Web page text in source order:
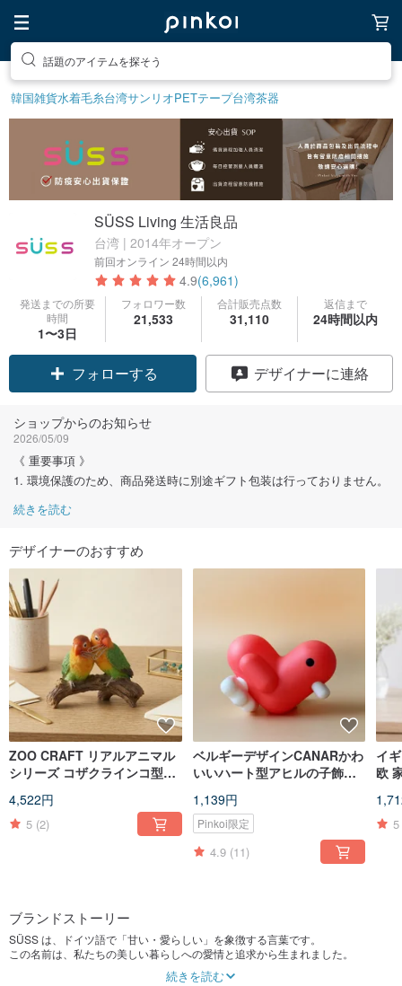
話題のアイテムを探そう
韓国雑貨水着毛糸台湾サンリオPETテープ台湾茶器
SÜSS Living 生活良品
台湾 | 2014年オープン
前回オンライン 24時間以内
4.9(6,961)
発送までの所要
時間
1〜3日
フォロワー数
21,533
合計販売点数
31,110
返信まで
24時間以内
クーポン取得
フォローする
デザイナーに連絡
ショップからのお知らせ
2026/05/09
《 重要事項 》
1. 環境保護のため、商品発送時に別途ギフト包装は行っておりません。
続きを読む
デザイナーのおすすめ
ZOO CRAFT リアルアニマル
シリーズ コザクラインコ型ク
文具収納
4,522円
5 (2)
ベルギーデザインCANARかわ
いいハート型アヒルの子飾り
1,139円
Pinkoi限定
4.9 (11)
イ
欧
5
ブランドストーリー
SÜSS は、ドイツ語で「甘い・愛らしい」を象徴する言葉です。
この名前は、私たちの美しい暮らしへの愛情と追求から生まれました。
ふとドイツから持ち帰った風車キャンドルから、日本で偶然出会ったかわいい
続きを読む